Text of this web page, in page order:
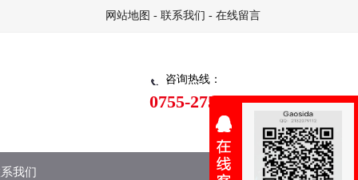
网站地图 - 联系我们 - 在线留言
咨询热线：
0755-27528220
我们